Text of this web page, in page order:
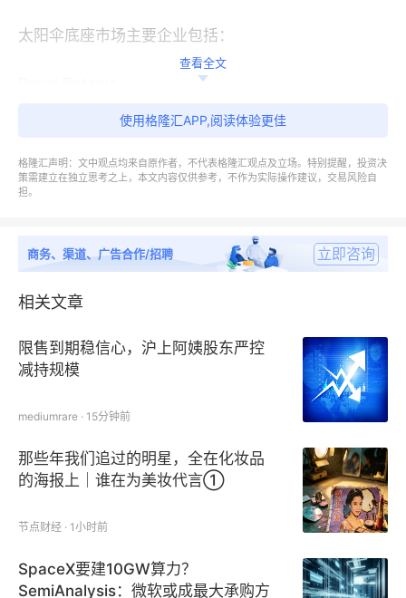
太阳伞底座市场主要企业包括：
Bambrella
Unopiù
Jardinico
WEISHÄUPL
Para’vols
TUUCI
查看全文
使用格隆汇APP,阅读体验更佳
格隆汇声明：文中观点均来自原作者，不代表格隆汇观点及立场。特别提醒，投资决
策需建立在独立思考之上，本文内容仅供参考，不作为实际操作建议，交易风险自
担。
商务、渠道、广告合作/招聘 立即咨询
相关文章
限售到期稳信心，沪上阿姨股东严控
减持规模
mediumrare · 15分钟前
那些年我们追过的明星，全在化妆品
的海报上｜谁在为美妆代言①
节点财经 · 1小时前
SpaceX要建10GW算力？
SemiAnalysis：微软或成最大承购方